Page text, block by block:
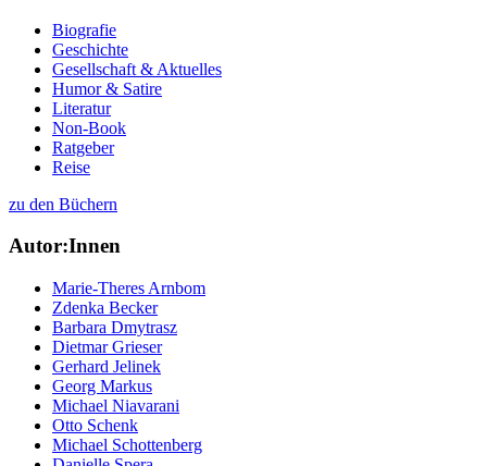
Biografie
Geschichte
Gesellschaft & Aktuelles
Humor & Satire
Literatur
Non-Book
Ratgeber
Reise
zu den Büchern
Autor:Innen
Marie-Theres Arnbom
Zdenka Becker
Barbara Dmytrasz
Dietmar Grieser
Gerhard Jelinek
Georg Markus
Michael Niavarani
Otto Schenk
Michael Schottenberg